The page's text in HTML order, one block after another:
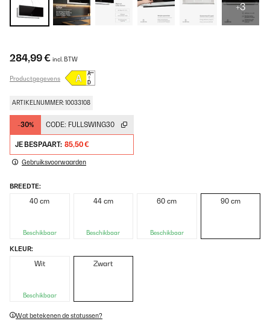
+3
284,99 € incl. BTW
Productgegevens
ARTIKELNUMMER: 10033108
-30% CODE: FULLSWING30
JE BESPAART: 85,50 €
Gebruiksvoorwaarden
BREEDTE:
40 cm
Beschikbaar
44 cm
Beschikbaar
60 cm
Beschikbaar
90 cm
KLEUR:
Wit
Beschikbaar
Zwart
Wat betekenen de statussen?